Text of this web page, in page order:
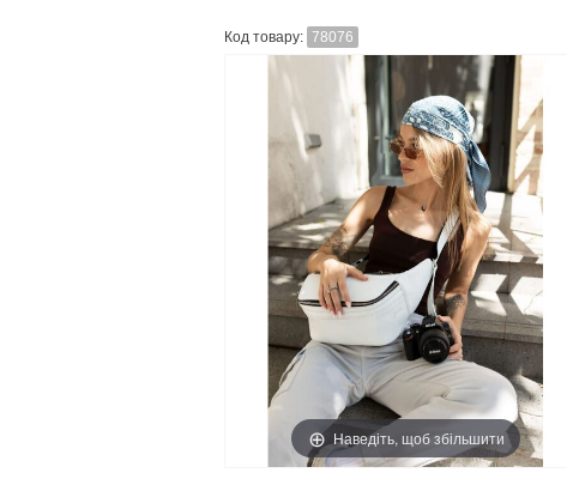
Код товару: 78076
Наведіть, щоб збільшити